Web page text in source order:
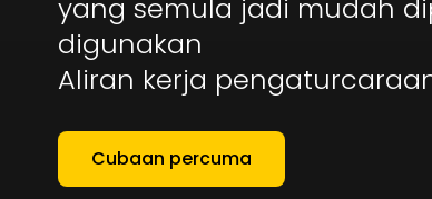
yang semula jadi mudah
digunakan
Aliran kerja
Cubaan percuma